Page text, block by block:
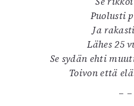
Puolusti
Ja
Lähes 25
Se sydän ehti
Toivon että
–